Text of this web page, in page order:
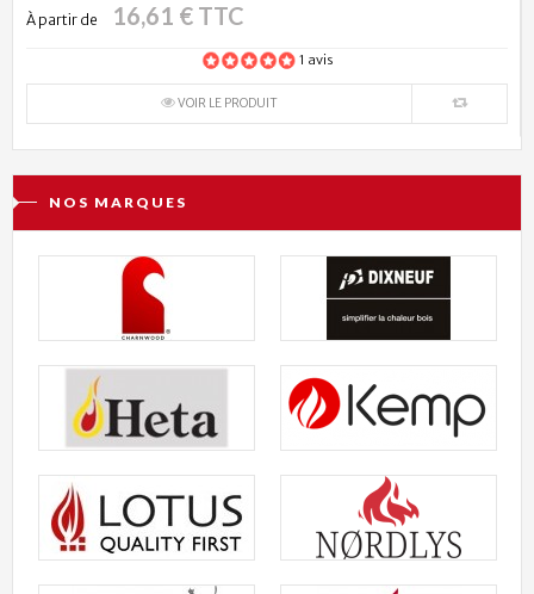
À partir de 16,61 € TTC
1 avis
VOIR LE PRODUIT
NOS MARQUES